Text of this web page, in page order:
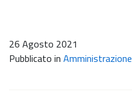
26 Agosto 2021
Pubblicato in Amministrazione